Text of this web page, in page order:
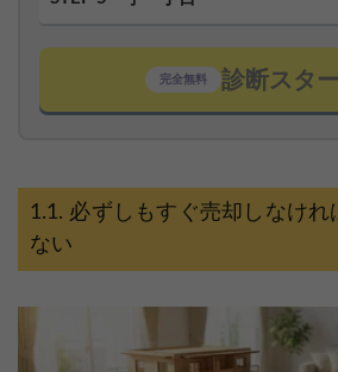
完全無料 診断スタ
必ずしもすぐ売却しなけれ
ない